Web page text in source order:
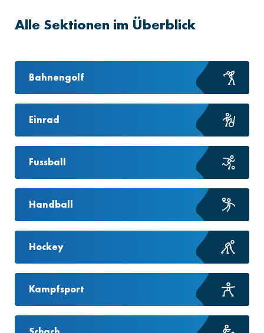
Alle Sektionen im Überblick
Bahnengolf
Einrad
Fussball
Handball
Hockey
Kampfsport